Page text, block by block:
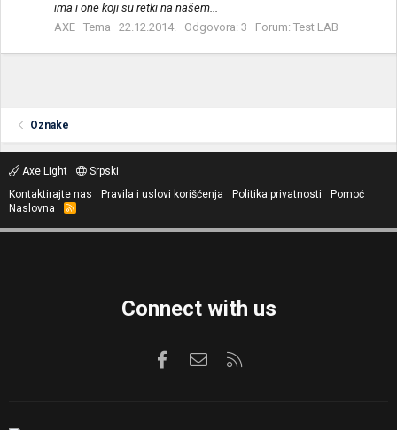
ima i one koji su retki na našem...
AXE Tema 22.12.2014. Odgovora: 3 Forum: Test LAB
Oznake
Axe Light
Srpski
Kontaktirajte nas
Pravila i uslovi korišćenja Politika privatnosti
Pomoć
Naslovna
R
S
Connect with us
FacebookKontaktirajte nas